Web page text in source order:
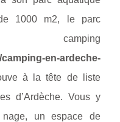
1000 m2, le parc
camping
en-ardeche-
à la tête de liste
d’Ardèche. Vous y
nage, un espace de